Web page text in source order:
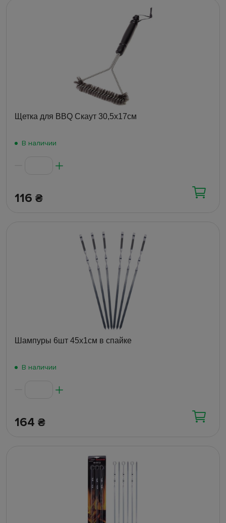
Щетка для BBQ Скаут 30,5х17см
В наличии
116 ₴
Шампуры 6шт 45х1см в спайке
В наличии
164 ₴